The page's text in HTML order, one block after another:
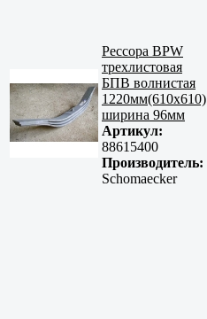
Рессора BPW
трехлистовая
БПВ волнистая
1220мм(610х610)
ширина 96мм
Артикул:
88615400
Производитель:
Schomaecker